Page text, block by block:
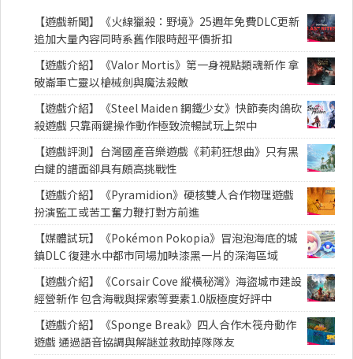
【遊戲新聞】《火線獵殺：野境》25週年免費DLC更新
追加大量內容同時系舊作限時超平價折扣
【遊戲介紹】《Valor Mortis》第一身視點類魂新作 拿
破崙軍亡靈以槍械劍與魔法殺敵
【遊戲介紹】《Steel Maiden 鋼鐵少女》快節奏肉鴿砍
殺遊戲 只靠兩鍵操作動作極致流暢試玩上架中
【遊戲評測】台灣國產音樂遊戲《莉莉狂想曲》只有黑
白鍵的譜面卻具有頗高挑戰性
【遊戲介紹】《Pyramidion》硬核雙人合作物理遊戲
扮演監工或苦工奮力鞭打對方前進
【媒體試玩】《Pokémon Pokopia》冒泡泡海底的城
鎮DLC 復建水中都市同場加映漆黑一片的深海區域
【遊戲介紹】《Corsair Cove 縱橫秘灣》海盜城市建設
經營新作 包含海戰與探索等要素1.0版極度好評中
【遊戲介紹】《Sponge Break》四人合作木筏舟動作
遊戲 通過語音協調與解謎並救助掉隊隊友